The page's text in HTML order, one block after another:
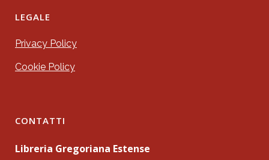
LEGALE
Privacy Policy
Cookie Policy
CONTATTI
Libreria Gregoriana Estense